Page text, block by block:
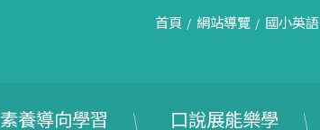
首頁 網站導覽 國小英語
素養導向學習 口說展能樂學